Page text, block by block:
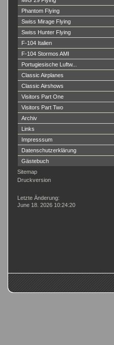
Phantom Flying
Swiss Mirage Flying
Swiss Hunter Flying
F-104 Italien
F-104 Stormos AMI
Portugiesische Luftw...
Classic Airplanes
Classic Airshows
Visitors Part One
Visitors Part Two
Archiv
Links
Impresssum
Datenschutzerklärung
Gästebuch
Sitemap
Druckversion
Letzte Änderung:
June 18. 2026 10:24:20